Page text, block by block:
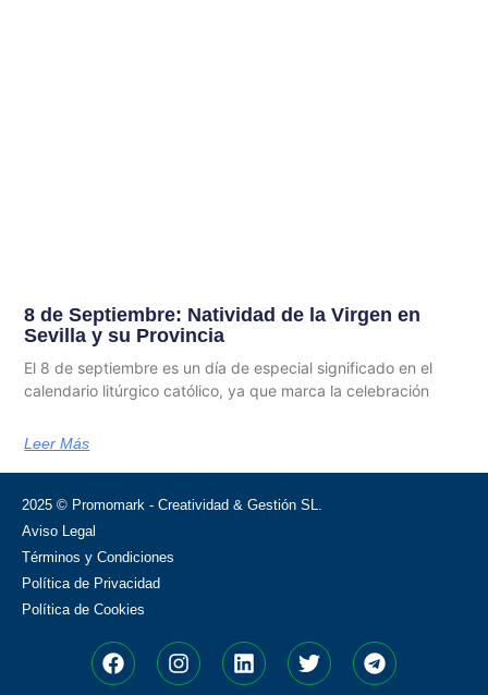
8 de Septiembre: Natividad de la Virgen en
Sevilla y su Provincia
El 8 de septiembre es un día de especial significado en el
calendario litúrgico católico, ya que marca la celebración
Leer Más
2025 © Promomark - Creatividad & Gestión SL.
Aviso Legal
Términos y Condiciones
Política de Privacidad
Política de Cookies